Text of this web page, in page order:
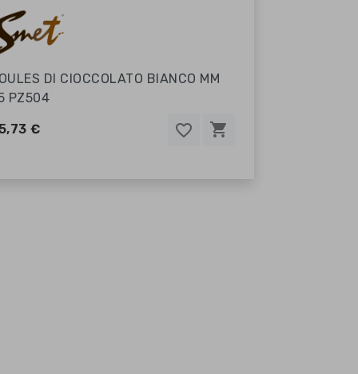
favorite_border
favorite_border
DI CIOCCOLATO BIANCO MM
PZ504
€ shopping_cart